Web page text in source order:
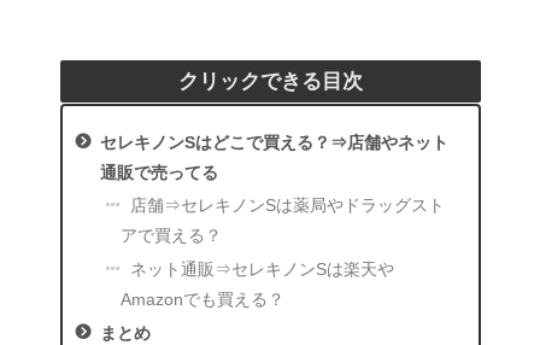
クリックできる目次
セレキノンSはどこで買える？⇒店舗やネット
通販で売ってる
店舗⇒セレキノンSは薬局やドラッグスト
アで買える？
ネット通販⇒セレキノンSは楽天や
Amazonでも買える？
まとめ